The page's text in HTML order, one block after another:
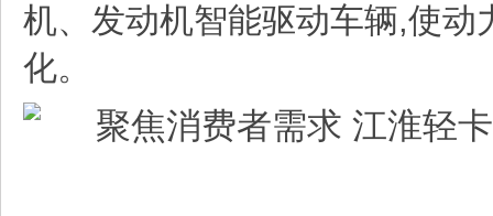
机、发动机智能驱动车辆,使
化。